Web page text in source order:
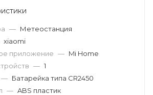
— Метеостанция
xiaomi
приложение — Mi Home
— 1
— Батарейка типа CR2450
— ABS пластик